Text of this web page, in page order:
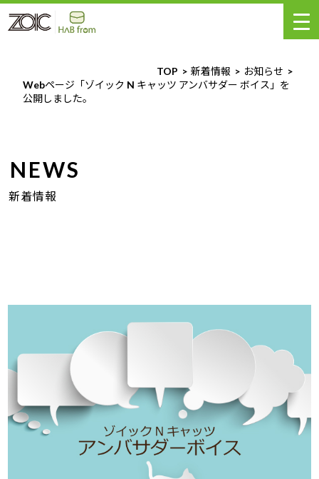
TOP 新着情報
お知らせ
Webページ「ゾイック N キャッツ アンバサダー ボイス」を
公開しました。
NEWS
新着情報